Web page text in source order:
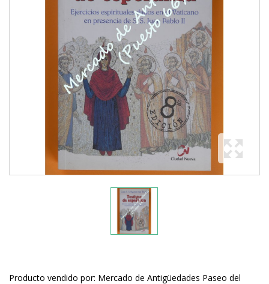
Producto vendido por: Mercado de Antigüedades Paseo del